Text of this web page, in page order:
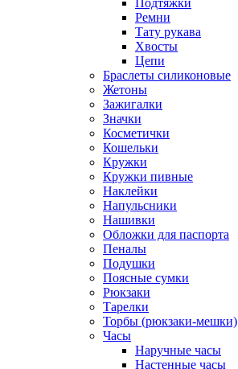
Ремни
Тату рукава
Хвосты
Цепи
Браслеты силиконовые
Жетоны
Зажигалки
Значки
Косметички
Кошельки
Кружки
Кружки пивные
Наклейки
Напульсники
Нашивки
Обложки для паспорта
Пеналы
Подушки
Поясные сумки
Рюкзаки
Тарелки
Торбы (рюкзаки-мешки)
Часы
Наручные часы
Настенные часы